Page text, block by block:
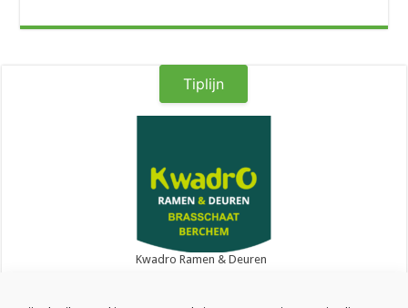
Tiplijn
Kwadro Ramen & Deuren